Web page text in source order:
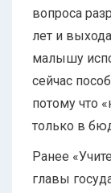
вопроса
лет и
малышу
сейчас
потому что
только в
Ранее
главы